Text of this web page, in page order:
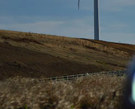
試乗リクエ
スト
オンライン
ショールー
ム
Compact